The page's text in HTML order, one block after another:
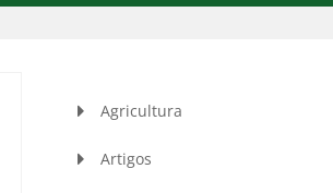
Agricultura
Artigos